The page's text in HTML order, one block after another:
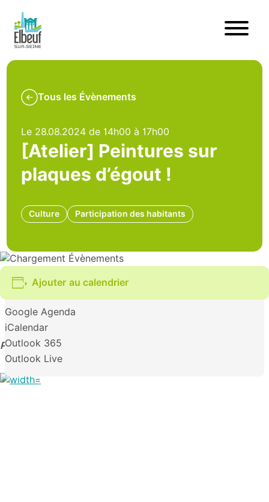
Tous les Évènements
Le 28.08.2024 de 14h00 à 17h00
[Atelier] Peintures sur
plaques d’égout !
Culture Participation des habitants
Ajouter au calendrier
Google Agenda
iCalendar
Outlook 365
Outlook Live
Par l’artiste Mélanie Gentil